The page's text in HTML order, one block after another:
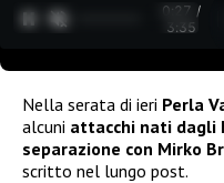
0:28 /
3:35
Nella serata di ieri Perla
alcuni attacchi nati dagli
separazione con Mirko
scritto nel lungo post.